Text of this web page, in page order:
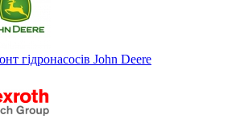
гідронасосів John Deere